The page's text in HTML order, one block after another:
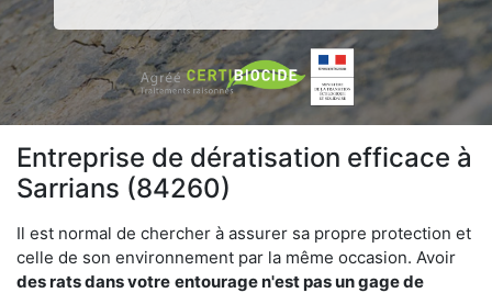
Entreprise de dératisation efficace à
Sarrians (84260)
Il est normal de chercher à assurer sa propre protection et
celle de son environnement par la même occasion. Avoir
des rats dans votre entourage n'est pas un gage de